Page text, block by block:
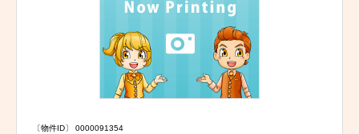
〔物件ID〕 0000091354